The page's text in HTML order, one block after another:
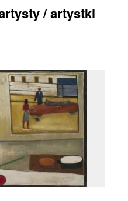
/ artystki